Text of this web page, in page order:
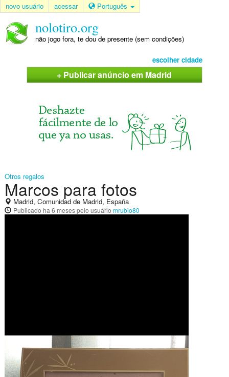
novo usuário acessar Português
nolotiro.org
não jogo fora, te dou de presente (sem condições)
escolher cidade
+ Publicar anúncio em Madrid
Otros regalos
Marcos para fotos
Madrid, Comunidad de Madrid, España
Publicado ha 6 mesespelo usuário mrubio80